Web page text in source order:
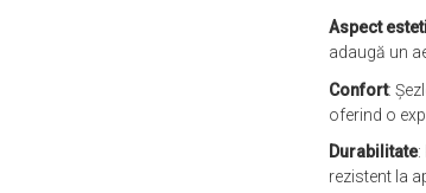
Aspect
adaugă un
Confort:
oferind o
Durabilitate:
rezistent la